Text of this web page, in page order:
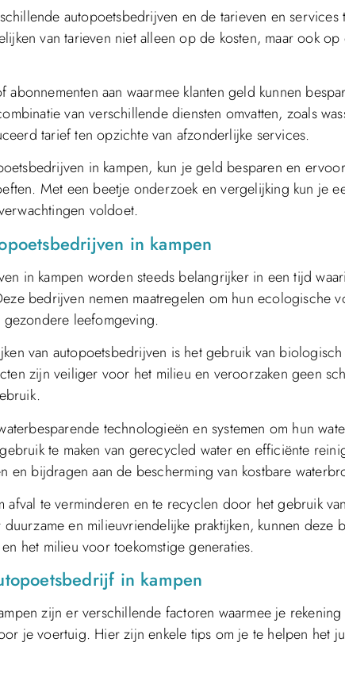
autopoetsbedrijven en de tarieven en services
van tarieven niet alleen op de kosten, maar ook
aan waarmee klanten geld kunnen
van verschillende diensten omvatten, zoals
tarief ten opzichte van afzonderlijke services.
in kampen, kun je geld besparen en
Met een beetje onderzoek en vergelijking kun je
voldoet.
in kampen
in kampen worden steeds belangrijker in een tijd
bedrijven nemen maatregelen om hun ecologische
leefomgeving.
van autopoetsbedrijven is het gebruik van
zijn veiliger voor het milieu en veroorzaken geen
technologieën en systemen om hun
te maken van gerecycled water en efficiënte
en bijdragen aan de bescherming van kostbare
afval te verminderen en te recyclen door het gebruik
en milieuvriendelijke praktijken, kunnen deze
het milieu voor toekomstige generaties.
in kampen
zijn er verschillende factoren waarmee je
je voertuig. Hier zijn enkele tips om je te helpen het